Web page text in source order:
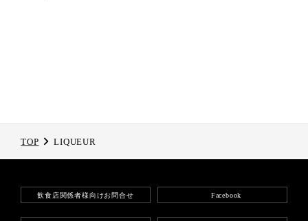
TOP LIQUEUR
飲食店関係者様向けお問合せ Facebook